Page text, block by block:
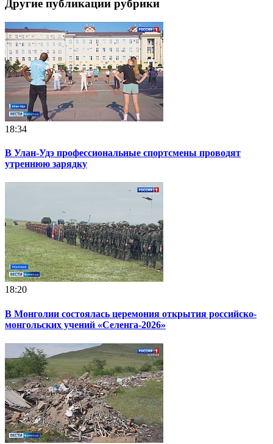
Другие публикации рубрики
18:34
В Улан-Удэ профессиональные спортсмены проводят
утреннюю зарядку
18:20
В Монголии состоялась церемония открытия российско-
монгольских учений «Селенга-2026»